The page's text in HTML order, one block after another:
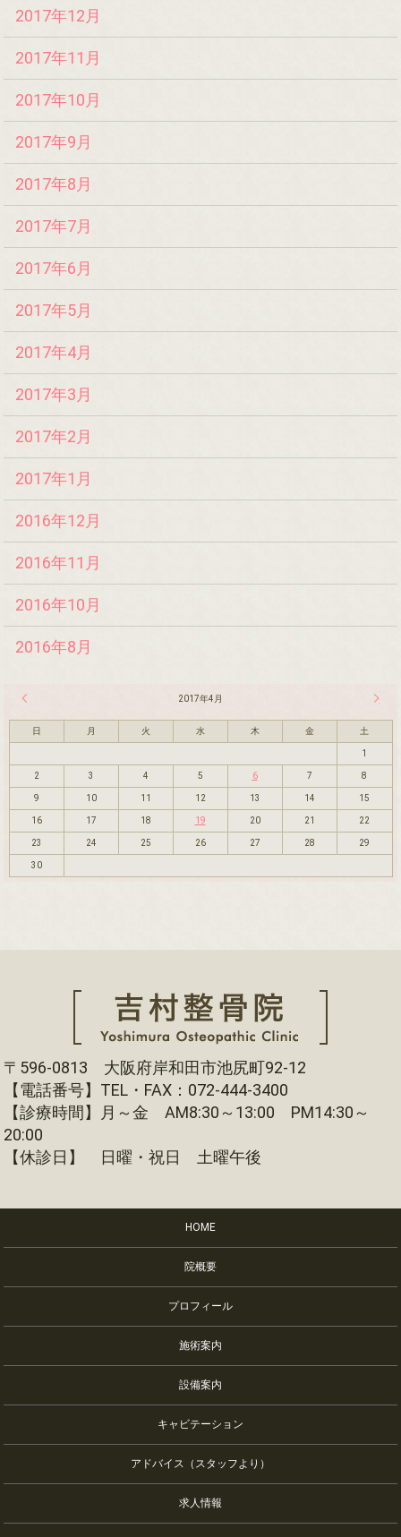
2017年12月
2017年11月
2017年10月
2017年9月
2017年8月
2017年7月
2017年6月
2017年5月
2017年4月
2017年3月
2017年2月
2017年1月
2016年12月
2016年11月
2016年10月
2016年8月
2017年4月
日 月 火 水 木 金 土
1
2 3 4 5 6 7 8
9 10 11 12 13 14 15
16 17 18 19 20 21 22
23 24 25 26 27 28 29
30
〒596-0813 大阪府岸和田市池尻町92-12
【電話番号】TEL・FAX：072-444-3400
【診療時間】月～金 AM8:30～13:00 PM14:30～
20:00
【休診日】 日曜・祝日 土曜午後
HOME
院概要
プロフィール
施術案内
設備案内
キャビテーション
アドバイス（スタッフより）
求人情報